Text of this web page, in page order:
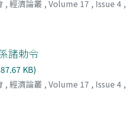
, 經濟論叢 , Volume 17 , Issue 4 ,
諸勅令
KB)
, 經濟論叢 , Volume 17 , Issue 4 ,